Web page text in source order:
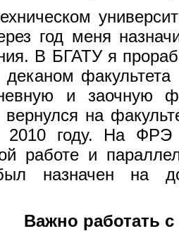
год меня
В БГАТУ я
факультета
и заочную
на
2010 году. На ФРЭ
работе и
назначен на
Важно работать